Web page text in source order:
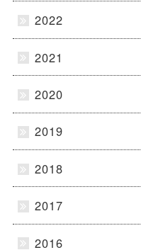
2022
2021
2020
2019
2018
2017
2016